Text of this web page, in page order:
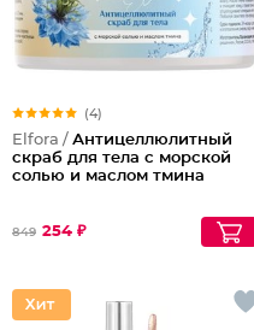
(4)
Elfora / Антицеллюлитный
скраб для тела с морской
солью и маслом тмина
849 254 ₽